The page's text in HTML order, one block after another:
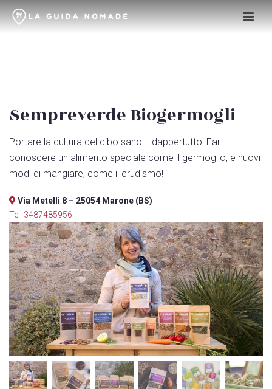
Sempreverde Biogermogli
Portare la cultura del cibo sano....dappertutto! Far
conoscere un alimento speciale come il germoglio, e nuovi
modi di mangiare, come il crudismo!
Via Metelli 8 – 25054 Marone (BS)
Tel: 3487485956